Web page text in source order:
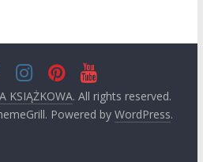
KSIĄŻKOWA. All rights reserved.
Powered by WordPress.